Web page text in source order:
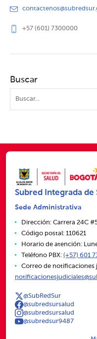
+57 (601) 7300000
Buscar
Subred Integrada de
Sede Administrativa
Dirección: Carrera 24C
Código postal: 110621
Horario de atención:
Teléfono PBX: (+57) 601
Correo de notificaciones
@SubRedSur
@subredsursalud
@subredsursalud
@subredsur9487